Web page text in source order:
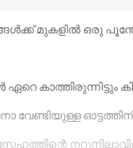
മുകളിൽ ഒരു
ഏറെ കാത്തിരുന്നിട്ടും